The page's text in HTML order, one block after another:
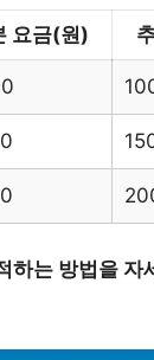
요금(원)
하는 방법을 자